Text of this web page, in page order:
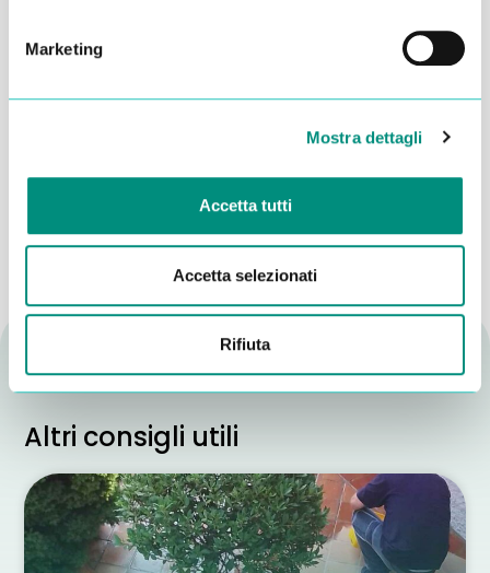
Marketing
Mostra dettagli
Accetta tutti
Accetta selezionati
Rifiuta
Dichiaro di aver letto laPrivacy Policye acconsento al
trattamento dei miei dati per essere ricontattato
INVIA
Altri consigli utili